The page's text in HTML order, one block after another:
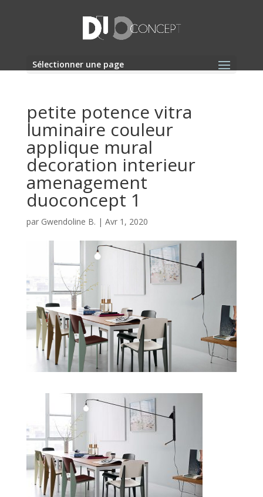
Sélectionner une page
petite potence vitra
luminaire couleur
applique mural
decoration interieur
amenagement
duoconcept 1
par Gwendoline B. | Avr 1, 2020